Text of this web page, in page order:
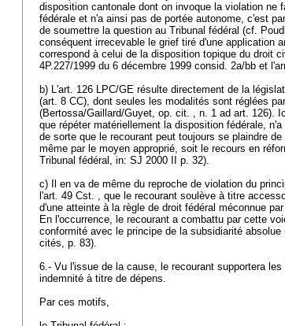
disposition cantonale dont on invoque la violation ne
fédérale et n'a ainsi pas de portée autonome, c'est
de soumettre la question au Tribunal fédéral (cf.
conséquent irrecevable le grief tiré d'une application
correspond à celui de la disposition topique du droit
4P.227/1999 du 6 décembre 1999 consid. 2a/bb et
b) L'art. 126 LPC/GE résulte directement de la
(art. 8 CC), dont seules les modalités sont réglées
(Bertossa/Gaillard/Guyet, op. cit. , n. 1 ad art. 126).
que répéter matériellement la disposition fédérale,
de sorte que le recourant peut toujours se plaindre
même par le moyen approprié, soit le recours en
Tribunal fédéral, in: SJ 2000 II p. 32).
c) Il en va de même du reproche de violation du
l'art. 49 Cst. , que le recourant soulève à titre
d'une atteinte à la règle de droit fédéral méconnue
En l'occurrence, le recourant a combattu par cette
conformité avec le principe de la subsidiarité absolue
cités, p. 83).
6.- Vu l'issue de la cause, le recourant supportera
indemnité à titre de dépens.
Par ces motifs,